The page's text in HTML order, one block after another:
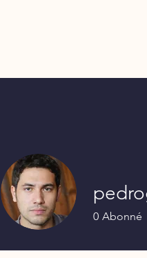
0 Abonné